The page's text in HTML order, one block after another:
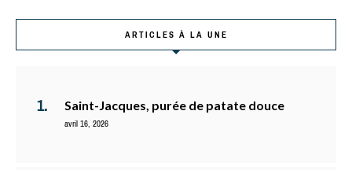
ARTICLES À LA UNE
Saint-Jacques, purée de patate douce
avril 16, 2026